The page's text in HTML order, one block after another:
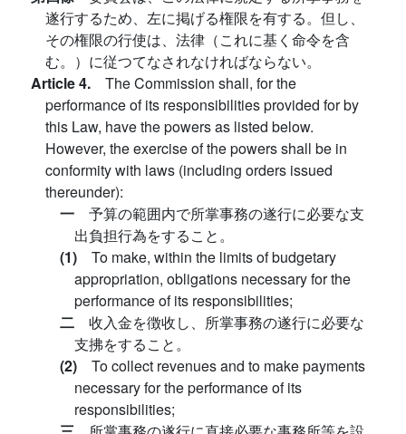
遂行するため、左に掲げる権限を有する。但し、
その権限の行使は、法律（これに基く命令を含
む。）に従つてなされなければならない。
Article 4. The Commission shall, for the
performance of its responsibilities provided for by
this Law, have the powers as listed below.
However, the exercise of the powers shall be in
conformity with laws (including orders issued
thereunder):
一 予算の範囲内で所掌事務の遂行に必要な支
出負担行為をすること。
(1) To make, within the limits of budgetary
appropriation, obligations necessary for the
performance of its responsibilities;
二 收入金を徴收し、所掌事務の遂行に必要な
支拂をすること。
(2) To collect revenues and to make payments
necessary for the performance of its
responsibilities;